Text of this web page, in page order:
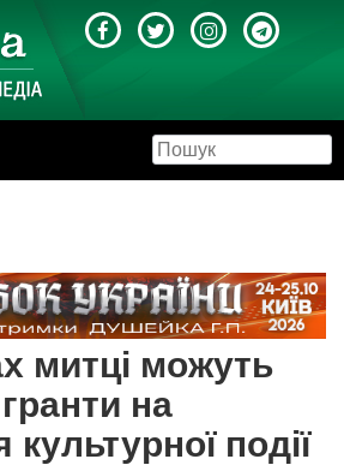
митці можуть
на
події